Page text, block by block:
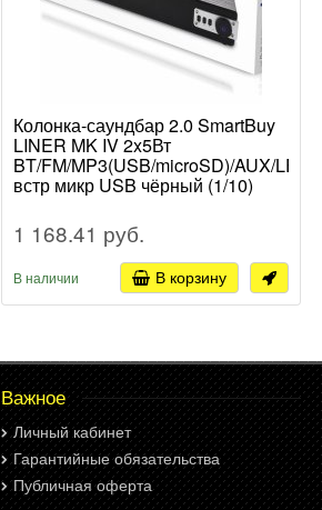
Колонка-саундбар 2.0 SmartBuy
LINER MK IV 2x5Вт
BT/FM/MP3(USB/microSD)/AUX/LED/
встр микр USB чёрный (1/10)
1 168.41 руб.
В наличии В корзину
Важное
Личный кабинет
Гарантийные обязательства
Публичная оферта